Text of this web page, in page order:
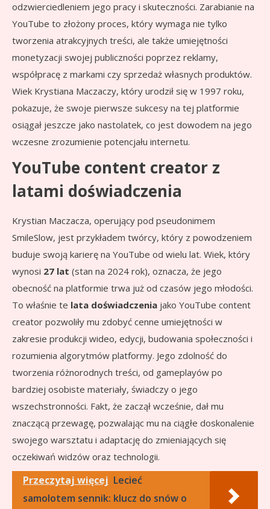
odzwierciedleniem jego pracy i skuteczności. Zarabianie na
YouTube to złożony proces, który wymaga nie tylko
tworzenia atrakcyjnych treści, ale także umiejętności
monetyzacji swojej publiczności poprzez reklamy,
współpracę z markami czy sprzedaż własnych produktów.
Wiek Krystiana Maczaczy, który urodził się w 1997 roku,
pokazuje, że swoje pierwsze sukcesy na tej platformie
osiągał jeszcze jako nastolatek, co jest dowodem na jego
wczesne zrozumienie potencjału internetu.
YouTube content creator z
latami doświadczenia
Krystian Maczacza, operujący pod pseudonimem
SmileSlow, jest przykładem twórcy, który z powodzeniem
buduje swoją karierę na YouTube od wielu lat. Wiek, który
wynosi 27 lat (stan na 2024 rok), oznacza, że jego
obecność na platformie trwa już od czasów jego młodości.
To właśnie te lata doświadczenia jako YouTube content
creator pozwoliły mu zdobyć cenne umiejętności w
zakresie produkcji wideo, edycji, budowania społeczności i
rozumienia algorytmów platformy. Jego zdolność do
tworzenia różnorodnych treści, od gameplayów po
bardziej osobiste materiały, świadczy o jego
wszechstronności. Fakt, że zaczął wcześnie, dał mu
znaczącą przewagę, pozwalając mu na ciągłe doskonalenie
swojego warsztatu i adaptację do zmieniających się
oczekiwań widzów oraz technologii.
Przeczytaj więcej Lecieć
samolotem sennik: klucz do snów o